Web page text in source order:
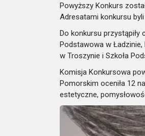
Powyższy Konkurs
Adresatami konkursu
Do konkursu przystąpiły
Podstawowa w Ładzinie,
w Troszynie i Szkoła
Komisja Konkursowa
Pomorskim oceniła 12
estetyczne,